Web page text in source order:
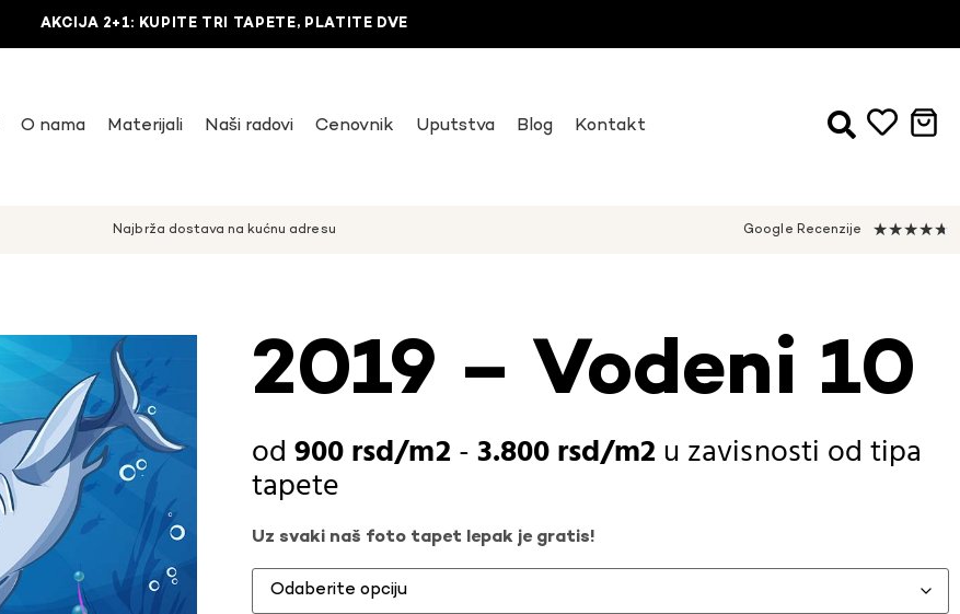
AKCIJA 2+1: KUPITE TRI TAPETE, PLATITE DVE
O nama Materijali Naši radovi Cenovnik Uputstva Blog Kontakt
Najbrža dostava na kućnu adresu Google Recenzije ★★★★★
2019 – Vodeni 10
900rsd -3.800rsd u zavisnosti od tipa
tapete
Uz svaki naš foto tapet lepak je gratis!